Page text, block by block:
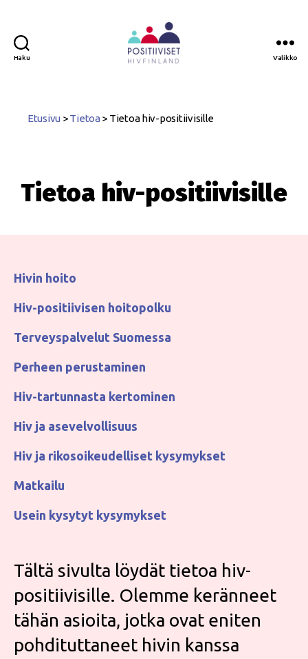
Haku Valikko
Etusivu >Tietoa > Tietoa hiv-positiivisille
Tietoa hiv-positiivisille
Hivin hoito
Hiv-positiivisen hoitopolku
Terveyspalvelut Suomessa
Perheen perustaminen
Hiv-tartunnasta kertominen
Hiv ja asevelvollisuus
Hiv ja rikosoikeudelliset kysymykset
Matkailu
Usein kysytyt kysymykset
Tältä sivulta löydät tietoa hiv-
positiivisille. Olemme keränneet
tähän asioita, jotka ovat eniten
pohdituttaneet hivin kanssa